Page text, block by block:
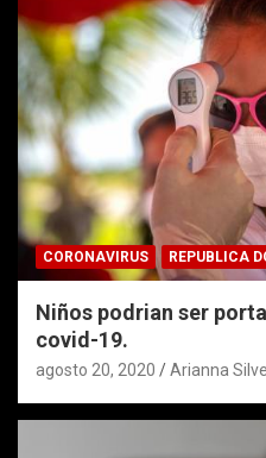
CORONAVIRUS REPUBLICA
Niños podrian ser
covid-19.
agosto 20, 2020 Arianna